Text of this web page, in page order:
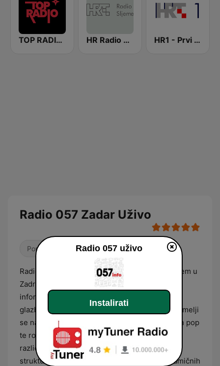
TOP RADIO 101 HR Radio Sljeme HR1 - Prvi program
Radio 057 Zadar Uživo
Pop / Top 40
Radio 057 je lokalna radijska postaja sa sjedištem u
Zadru koja emitira program usmjeren na
informiranje šire javnosti i pružanje raznolikog
glazbenog sadržaja. Glazbeni format postaje temelji
se na kombinaciji suvremenih domaćih i stranih pop
te rock hitova, čime se obraća urbanoj publici
različitih dobnih skupina. Programska shema
strukturirana je tako da balansira između dinamičnih
Radio 057 uživo
Instalirati